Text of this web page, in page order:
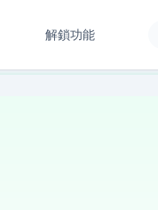
解鎖功能